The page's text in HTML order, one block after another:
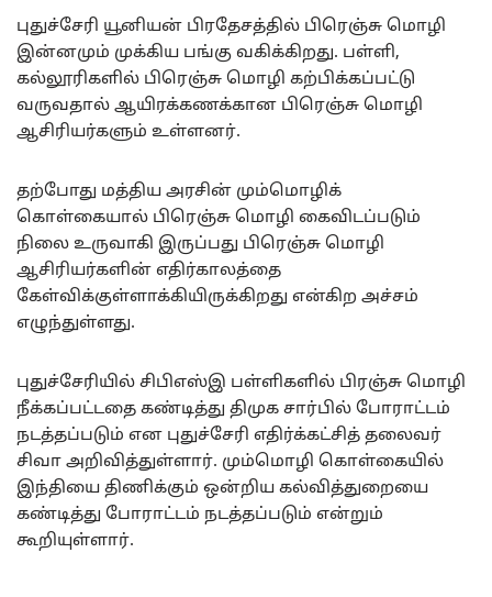
புதுச்சேரி யூனியன் பிரதேசத்தில் பிரெஞ்சு மொழி
இன்னமும் முக்கிய பங்கு வகிக்கிறது. பள்ளி,
கல்லூரிகளில் பிரெஞ்சு மொழி கற்பிக்கப்பட்டு
வருவதால் ஆயிரக்கணக்கான பிரெஞ்சு மொழி
ஆசிரியர்களும் உள்ளனர்.
தற்போது மத்திய அரசின் மும்மொழிக்
கொள்கையால் பிரெஞ்சு மொழி கைவிடப்படும்
நிலை உருவாகி இருப்பது பிரெஞ்சு மொழி
ஆசிரியர்களின் எதிர்காலத்தை
கேள்விக்குள்ளாக்கியிருக்கிறது என்கிற அச்சம்
எழுந்துள்ளது.
புதுச்சேரியில் சிபிஎஸ்இ பள்ளிகளில் பிரஞ்சு மொழி
நீக்கப்பட்டதை கண்டித்து திமுக சார்பில் போராட்டம்
நடத்தப்படும் என புதுச்சேரி எதிர்க்கட்சித் தலைவர்
சிவா அறிவித்துள்ளார். மும்மொழி கொள்கையில்
இந்தியை திணிக்கும் ஒன்றிய கல்வித்துறையை
கண்டித்து போராட்டம் நடத்தப்படும் என்றும்
கூறியுள்ளார்.